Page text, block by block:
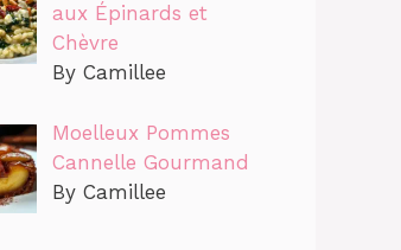
aux Épinards et
Chèvre
By Camillee
Moelleux Pommes
Cannelle Gourmand
By Camillee